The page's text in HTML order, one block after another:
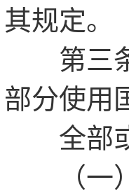
其规定。
第三条
部分使用
全部或
（一）